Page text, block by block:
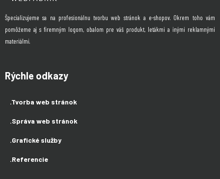
Špecializujeme sa na profesionálnu tvorbu web stránok a e-shopov. Okrem toho vám
pomôžeme aj s firemným logom, obalom pre váš produkt, letákmi a inými reklamnými
materiálmi.
Rýchle odkazy
.Tvorba web stránok
.Správa web stránok
.Grafické služby
.Referencie